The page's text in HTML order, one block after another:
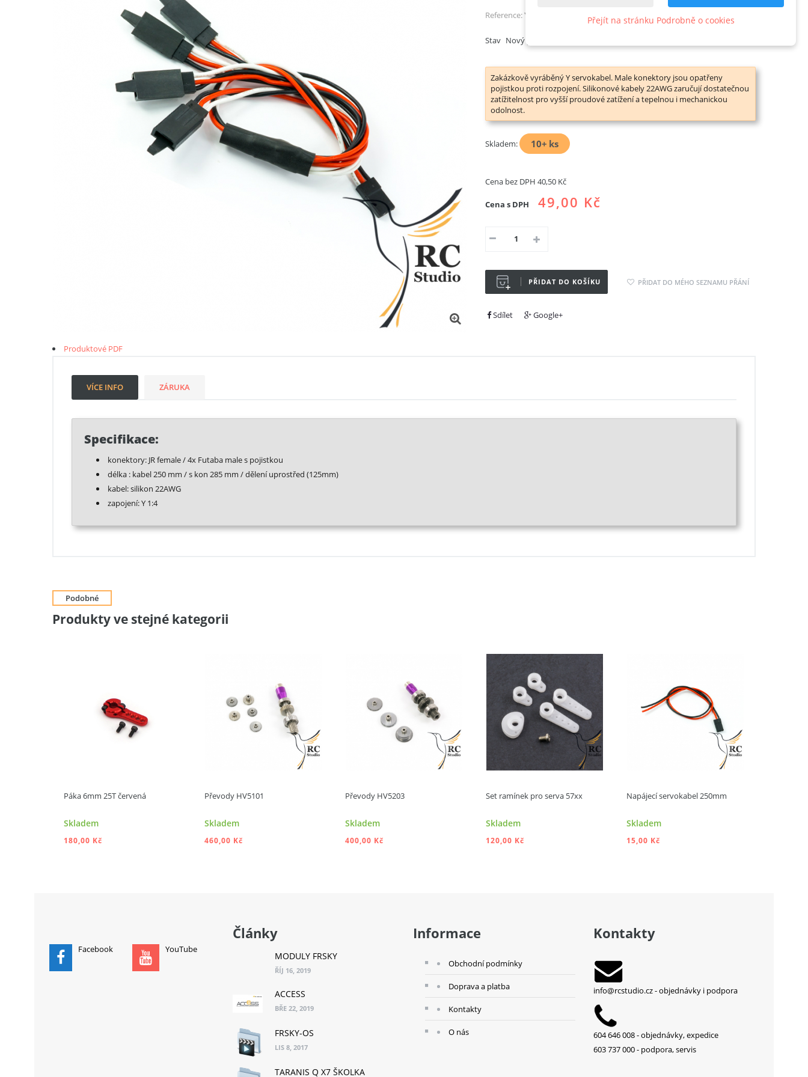
Produktové PDF
Reference:YC-E-1-4
Stav Nový produkt
Zakázkově vyráběný Y servokabel. Male konektory jsou opatřeny
pojistkou proti rozpojení. Silikonové kabely 22AWG zaručují dostatečnou
zatížitelnost pro vyšší proudové zatížení a tepelnou i mechanickou
odolnost.
Skladem: 10+ ks
Cena bez DPH 40,50 Kč
Cena s DPH 49,00 Kč
PŘIDAT DO KOŠÍKU PŘIDAT DO MÉHO SEZNAMU PŘÁNÍ
Sdílet Google+
VÍCE INFO ZÁRUKA
Specifikace:
konektory: JR female / 4x Futaba male s pojistkou
délka : kabel 250 mm / s kon 285 mm / dělení uprostřed (125mm)
kabel: silikon 22AWG
zapojení: Y 1:4
Podobné
Produkty ve stejné kategorii
Páka 6mm 25T červená
Skladem
180,00 Kč
Převody HV5101
Skladem
460,00 Kč
Převody HV5203
Skladem
400,00 Kč
Set ramínek pro serva 57xx
Skladem
120,00 Kč
Napájecí servokabel 250mm
Skladem
15,00 Kč
Facebook YouTube
Články
MODULY FRSKY
ŘÍJ 16, 2019
ACCESS
BŘE 22, 2019
FRSKY-OS
LIS 8, 2017
TARANIS Q X7 ŠKOLKA
Informace
Obchodní podmínky
Doprava a platba
Kontakty
O nás
Kontakty
info@rcstudio.cz- objednávky i podpora
604 646 008 - objednávky, expedice
603 737 000 - podpora, servis
Přejít na stránku Podrobně o cookies